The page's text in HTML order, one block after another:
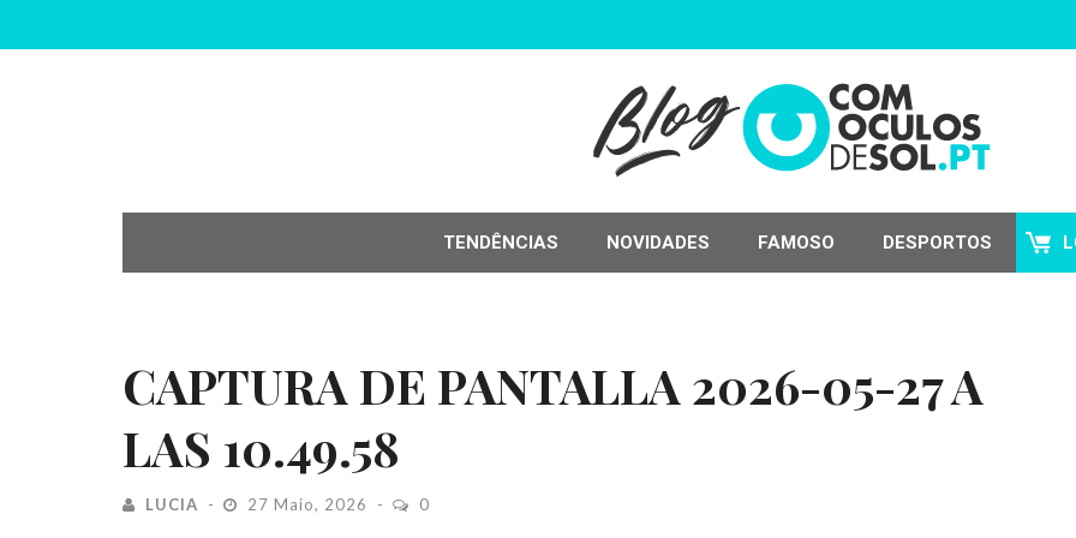
TENDÊNCIAS NOVIDADES FAMOSO DESPORTOS
CAPTURA DE PANTALLA 2026-05-27 A
LAS 10.49.58
LUCIA 27 Maio, 2026 0